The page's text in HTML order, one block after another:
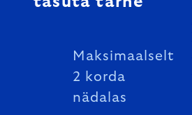
Maksimaalselt
2 korda
nädalas